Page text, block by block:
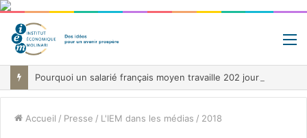
Accueil / Presse / L'IEM dans les médias / 2018